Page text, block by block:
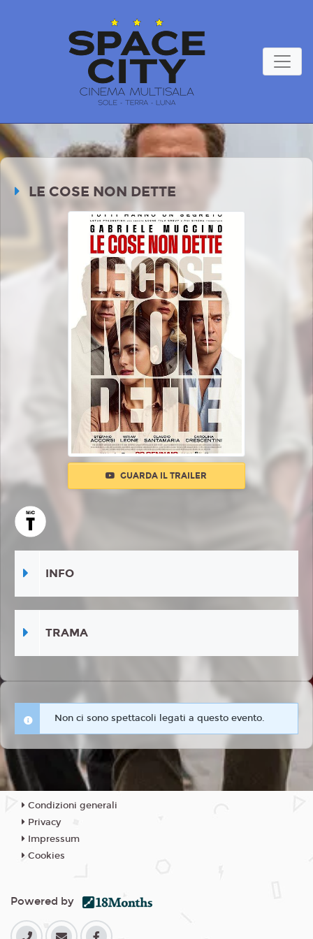
LE COSE NON DETTE
GUARDA IL TRAILER
INFO
TRAMA
Non ci sono spettacoli legati a questo evento.
Condizioni generali
Privacy
Impressum
Cookies
Powered by